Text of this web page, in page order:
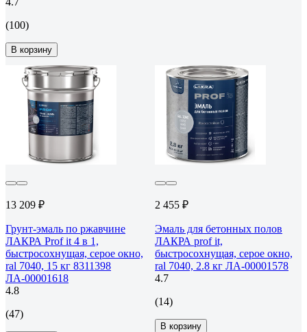
(100)
В корзину
13 209 ₽
Грунт-эмаль по ржавчине
ЛАКРА Prof it 4 в 1,
быстросохнущая, серое окно,
ral 7040, 15 кг 8311398
ЛА-00001618
4.8
(47)
2 455 ₽
Эмаль для бетонных полов
ЛАКРА prof it,
быстросохнущая, серое окно,
ral 7040, 2.8 кг ЛА-00001578
4.7
(14)
В корзину